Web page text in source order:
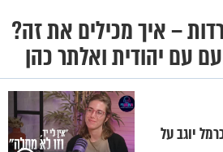
– איך מכילים את זה?
עם יהודית ואלתר כהן
יוגב על